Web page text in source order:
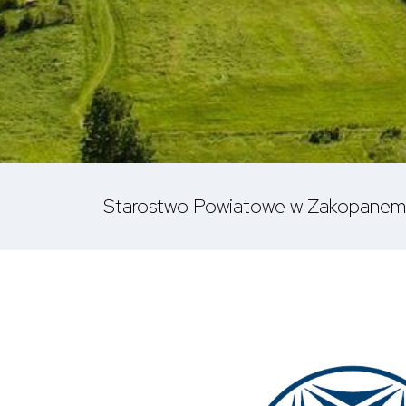
Starostwo Powiatowe w Zakopanem